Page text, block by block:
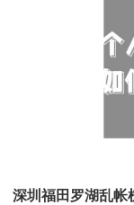
深圳福田罗湖乱帐